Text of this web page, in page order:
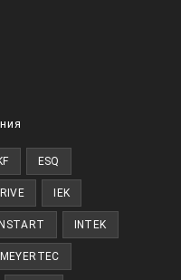
ESQ
IEK
INTEK
MEYERTEC